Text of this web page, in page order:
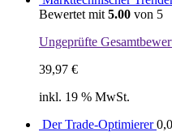
Bewertet mit 5.00 von 5
Ungeprüfte
39,97 €
inkl. 19 % MwSt.
Der Trade-Optimierer